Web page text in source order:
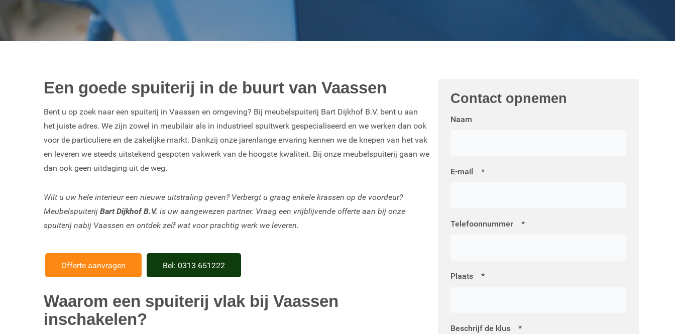
Een goede spuiterij in de buurt van Vaassen
Bent u op zoek naar een spuiterij in Vaassen en omgeving? Bij meubelspuiterij Bart Dijkhof B.V. bent u aan
het juiste adres. We zijn zowel in meubilair als in industrieel spuitwerk gespecialiseerd en we werken dan ook
voor de particuliere en de zakelijke markt. Dankzij onze jarenlange ervaring kennen we de knepen van het vak
en leveren we steeds uitstekend gespoten vakwerk van de hoogste kwaliteit. Bij onze meubelspuiterij gaan we
dan ook geen uitdaging uit de weg.
Wilt u uw hele interieur een nieuwe uitstraling geven? Verbergt u graag enkele krassen op de voordeur?
MeubelspuiterijBart Dijkhof B.V. is uw aangewezen partner. Vraag een vrijblijvende offerte aan bij onze
spuiterij nabij Vaassen en ontdek zelf wat voor prachtig werk we leveren.
Offerte aanvragen Bel: 0313 651222
Waarom een spuiterij vlak bij Vaassen
inschakelen?
Contact opnemen
Naam
E-mail *
Telefoonnummer *
Plaats *
Beschrijf de klus *